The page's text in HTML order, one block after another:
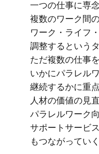
一つの​仕事に​専
複数の​ワーク間
ワーク・ライフ
調整すると​いう​
ただ​複数の​仕事
いかに​パラレル
継続するかに​重
人材の​価値の​見直
パラレルワーク
サポートサービ
もつながってい